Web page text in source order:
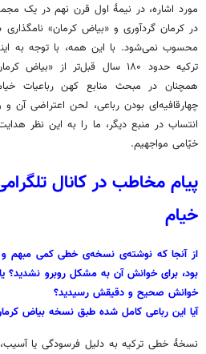
در کرمان گردآوری و «بیاض کرمان»
محسوب نمی‌شود. با این همه، با توجه به
ترکیه حدود ۱۸۰ سال قبل‌تر از
همچنان در مبحث منابع کهن رباعیات
چهارقافیه‌ای بودن رباعی، لحن اعتراضی آن
انتساب در منبع دیگر، ما را به این نظر
خیّامی مواجهیم.
پیام مخاطب در کانال
خیام
از آنجا که نوشته‌ی نسخه‌ی خطی کمی مبهم و
بود، برای خوانش آن به مشکل روبرو
خوانش صحیح و دقیقش رسیدید؟
آیا این رباعی کامل شده طبق نسخه بیاض
نسخۀ خطی ترکیه به دلیل فرسودگی یا